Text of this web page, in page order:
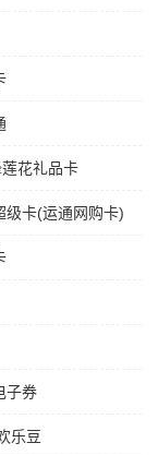
花礼品卡
级卡(运通网购卡)
子券
乐豆